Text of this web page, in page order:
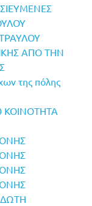
ΑΠΟ ΤΗΝ
της πόλης
ΚΟΙΝΟΤΗΤΑ